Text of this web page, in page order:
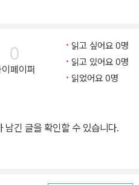
0
이페이퍼
읽고 싶어요 0명
읽고 있어요 0명
읽었어요 0명
남긴 글을 확인할 수 있습니다.